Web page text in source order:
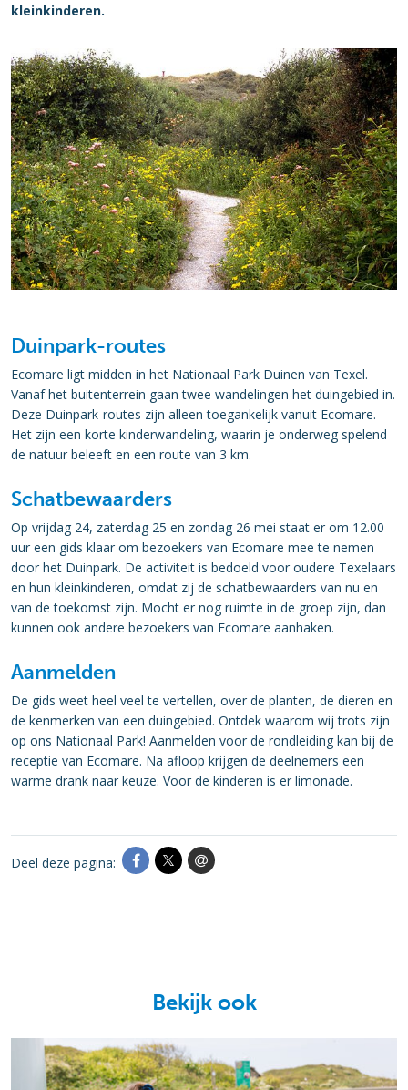
kleinkinderen.
Duinpark-routes
Ecomare ligt midden in het Nationaal Park Duinen van Texel.
Vanaf het buitenterrein gaan twee wandelingen het duingebied in.
Deze Duinpark-routes zijn alleen toegankelijk vanuit Ecomare.
Het zijn een korte kinderwandeling, waarin je onderweg spelend
de natuur beleeft en een route van 3 km.
Schatbewaarders
Op vrijdag 24, zaterdag 25 en zondag 26 mei staat er om 12.00
uur een gids klaar om bezoekers van Ecomare mee te nemen
door het Duinpark. De activiteit is bedoeld voor oudere Texelaars
en hun kleinkinderen, omdat zij de schatbewaarders van nu en
van de toekomst zijn. Mocht er nog ruimte in de groep zijn, dan
kunnen ook andere bezoekers van Ecomare aanhaken.
Aanmelden
De gids weet heel veel te vertellen, over de planten, de dieren en
de kenmerken van een duingebied. Ontdek waarom wij trots zijn
op ons Nationaal Park! Aanmelden voor de rondleiding kan bij de
receptie van Ecomare. Na afloop krijgen de deelnemers een
warme drank naar keuze. Voor de kinderen is er limonade.
Deel deze pagina:
Bekijk ook